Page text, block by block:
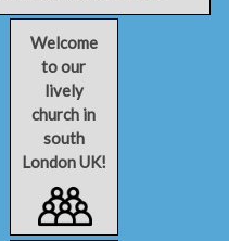
Welcome
to our
lively
church in
south
London UK!